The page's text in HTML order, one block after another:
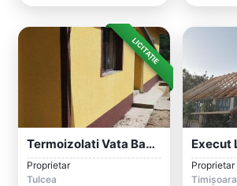
LICITAȚIE
Termoizolati Vata Bazaltica Sau Polister...
Proprietar
Tulcea
Proprietar
Timișoara